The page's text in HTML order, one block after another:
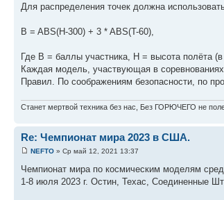
Для распределения точек должна
B = ABS(H-300) + 3 * ABS(T-60),
Где B = баллы участника, H = высота полёта
Каждая модель, участвующая в
Правил. По соображениям безопасности, по
Станет мертвой техника без нас, Без ГОРЮЧЕГО не
Re: Чемпионат мира 2023 в США.
NEFTO » Ср май 12, 2021 13:37
Чемпионат мира по космическим моделям
1-8 июля 2023 г. Остин, Техас, Соединенные